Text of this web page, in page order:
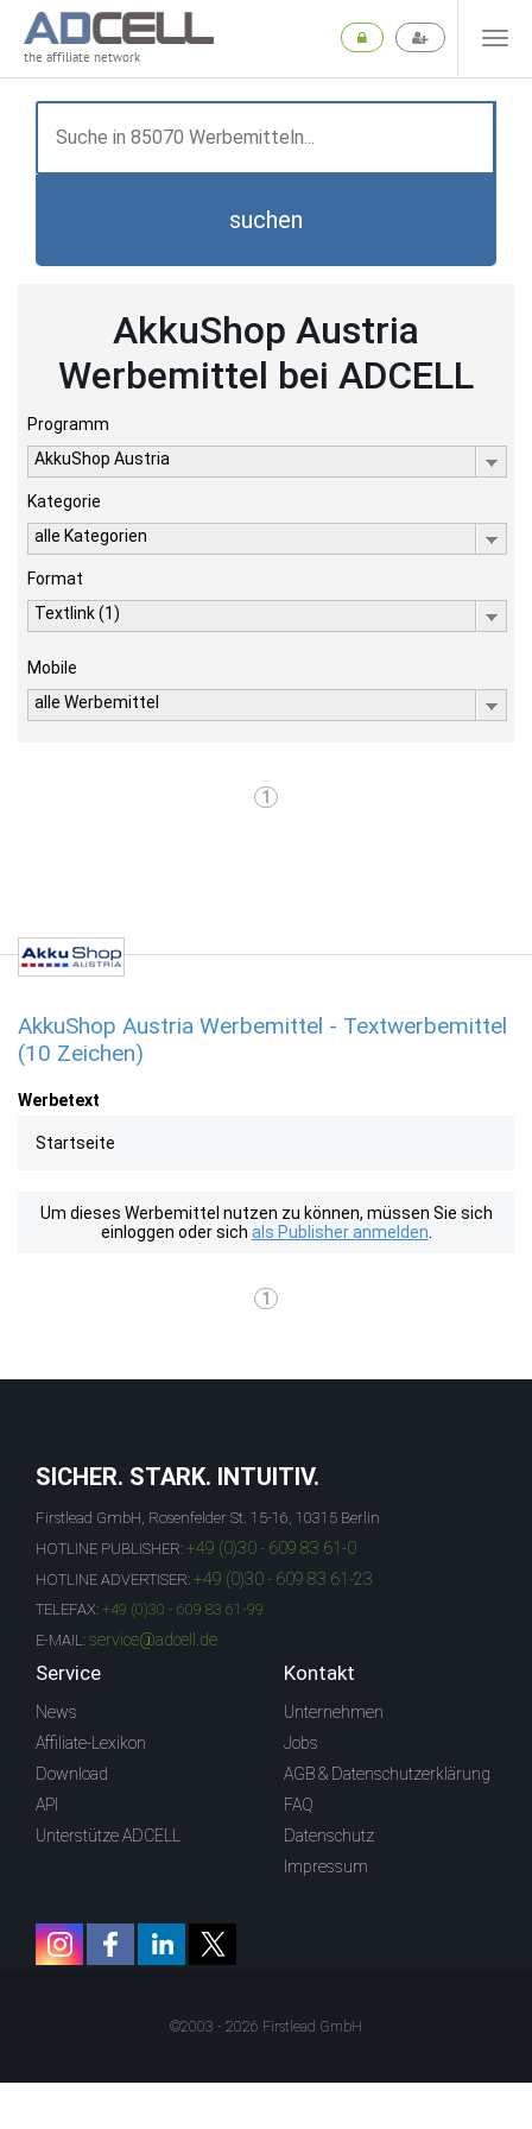
the affiliate network
suchen
AkkuShop Austria
Werbemittel bei ADCELL
Programm
AkkuShop Austria
Kategorie
alle Kategorien
Format
Textlink (1)
Mobile
alle Werbemittel
1
AkkuShop Austria Werbemittel - Textwerbemittel
(10 Zeichen)
Werbetext
Startseite
Um dieses Werbemittel nutzen zu können, müssen Sie sich
einloggen oder sich als Publisher anmelden
1
SICHER. STARK. INTUITIV.
Firstlead GmbH, Rosenfelder St. 15-16, 10315 Berlin
HOTLINE PUBLISHER: +49 (0)30 - 609 83 61-0
HOTLINE ADVERTISER: +49 (0)30 - 609 83 61-23
TELEFAX: +49 (0)30 - 609 83 61-99
E-MAIL: service@adcell.de
Service
News
Affiliate-Lexikon
Download
API
Unterstütze ADCELL
Kontakt
Unternehmen
Jobs
AGB & Datenschutzerklärung
FAQ
Datenschutz
Impressum
©2003 - 2026 Firstlead GmbH